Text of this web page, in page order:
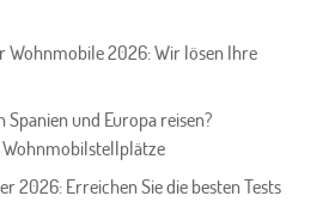
Wohnmobile 2026: Wir lösen Ihre
und Europa reisen?
2026: Erreichen Sie die besten Tests